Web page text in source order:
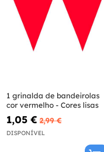
1 grinalda de bandeirolas
cor vermelho - Cores lisas
1,05 € 2,99 €
DISPONÍVEL